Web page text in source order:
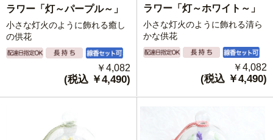
ラワー「灯～パープル～」
小さな灯火のように飾れる癒し
の供花
￥4,082
(税込 ￥4,490)
ラワー「灯～ホワイト～」
小さな灯火のように飾れる清ら
かな供花
￥4,082
(税込 ￥4,490)